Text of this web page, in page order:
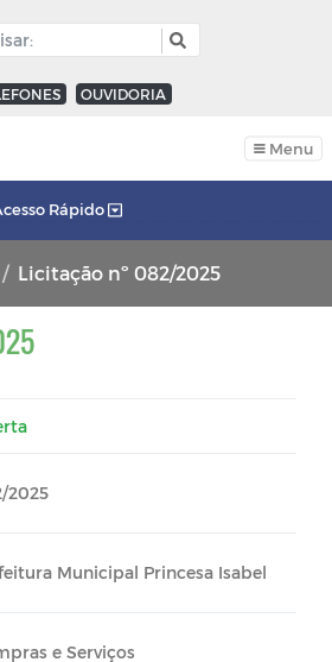
OUVIDORIA
Menu
Rápido
Licitação nº 082/2025
2025
Municipal Princesa Isabel
e Serviços